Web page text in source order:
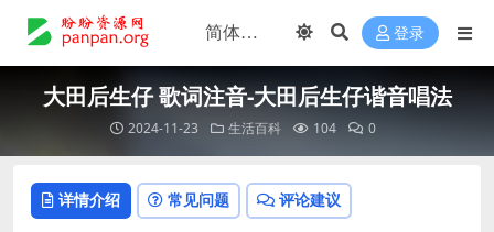
登录
大田后生仔 歌词注音-大田后生仔谐音唱法
2024-11-23 生活百科 104 0
详情介绍 常见问题 评论建议